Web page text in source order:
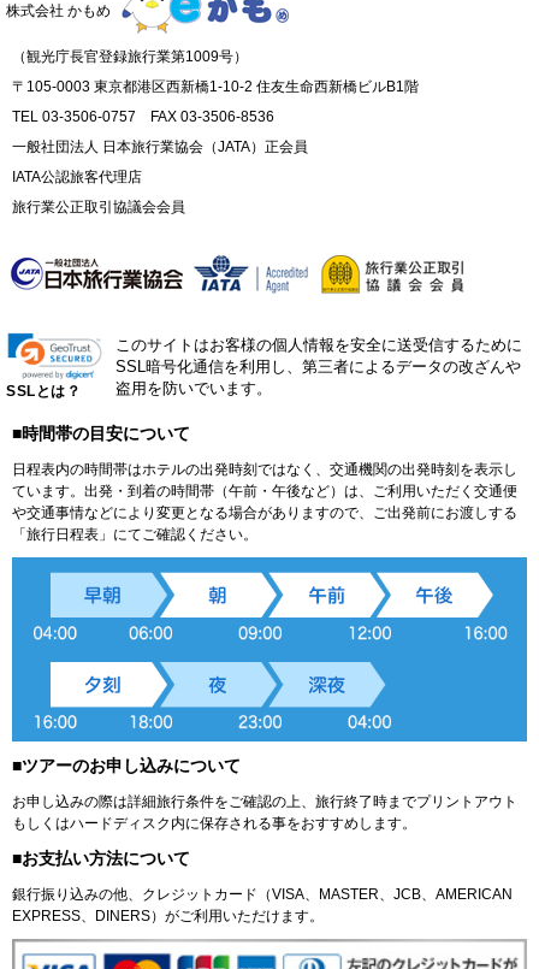
株式会社 かもめ
（観光庁長官登録旅行業第1009号）
〒105-0003 東京都港区西新橋1-10-2 住友生命西新橋ビルB1階
TEL 03-3506-0757 FAX 03-3506-8536
一般社団法人 日本旅行業協会（JATA）正会員
IATA公認旅客代理店
旅行業公正取引協議会会員
SSLとは？
このサイトはお客様の個人情報を安全に送受信するために
SSL暗号化通信を利用し、第三者によるデータの改ざんや
盗用を防いでいます。
■時間帯の目安について
日程表内の時間帯はホテルの出発時刻ではなく、交通機関の出発時刻を表示し
ています。出発・到着の時間帯（午前・午後など）は、ご利用いただく交通便
や交通事情などにより変更となる場合がありますので、ご出発前にお渡しする
「旅行日程表」にてご確認ください。
■ツアーのお申し込みについて
お申し込みの際は詳細旅行条件をご確認の上、旅行終了時までプリントアウト
もしくはハードディスク内に保存される事をおすすめします。
■お支払い方法について
銀行振り込みの他、クレジットカード（VISA、MASTER、JCB、AMERICAN
EXPRESS、DINERS）がご利用いただけます。